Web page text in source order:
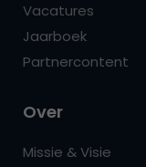
Vacatures
Jaarboek
Partnercontent
Over
Missie & Visie